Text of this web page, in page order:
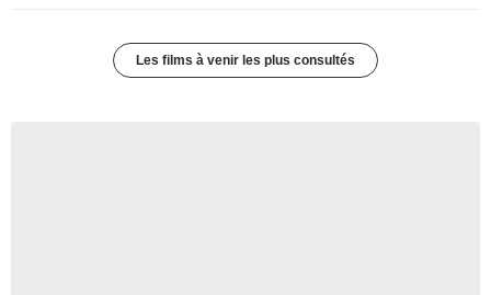
Les films à venir les plus consultés